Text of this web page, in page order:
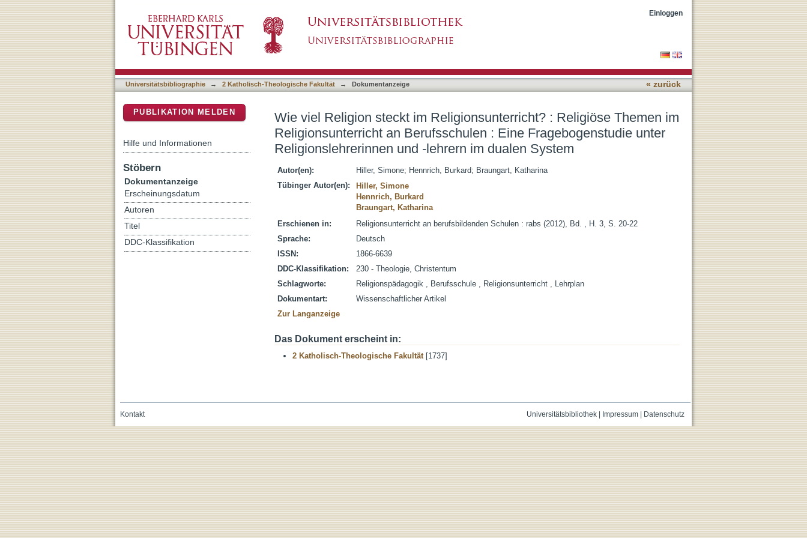
Wie viel Religion steckt im Religionsunterricht? : Religiöse Themen im Religionsunterricht an
Berufsschulen : Eine Fragebogenstudie unter Religionslehrerinnen und -lehrern im dualen System
Einloggen
Universitätsbibliographie → 2 Katholisch-Theologische Fakultät → Dokumentanzeige « zurück
Wie viel Religion steckt im Religionsunterricht? : Religiöse Themen im
Religionsunterricht an Berufsschulen : Eine Fragebogenstudie unter
Religionslehrerinnen und -lehrern im dualen System
Autor(en): Hiller, Simone; Hennrich, Burkard; Braungart, Katharina
Tübinger Autor(en):
Hiller, Simone
Hennrich, Burkard
Braungart, Katharina
Erschienen in:
Religionsunterricht an berufsbildenden Schulen : rabs (2012), Bd. , H. 3, S. 20-22
Sprache:
Deutsch
ISSN:
1866-6639
DDC-Klassifikation:
230 - Theologie, Christentum
Schlagworte:
Religionspädagogik , Berufsschule , Religionsunterricht , Lehrplan
Dokumentart:
Wissenschaftlicher Artikel
Zur Langanzeige
Das Dokument erscheint in:
2 Katholisch-Theologische Fakultät[1737]
PUBLIKATION MELDEN
Hilfe und Informationen
Stöbern
Dokumentanzeige
Erscheinungsdatum
Autoren
Titel
DDC-Klassifikation
Universitätsbibliothek| Impressum| Datenschutz
Kontakt